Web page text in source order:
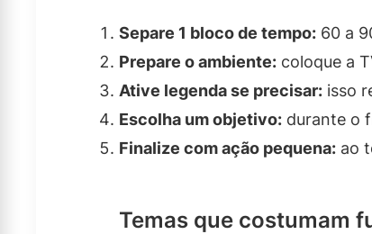
Separe 1 bloco de tempo: 60 a
Prepare o ambiente: coloque a
Ative legenda se precisar: isso
Escolha um objetivo: durante o
Finalize com ação pequena: ao
Temas que costumam